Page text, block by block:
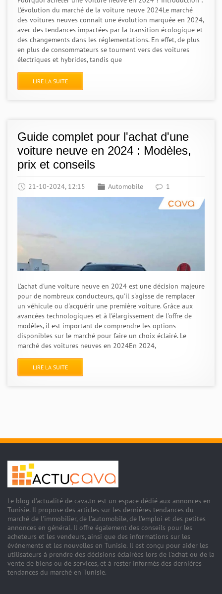
L'évolution du marché de la voiture neuve 2024Le marché
des voitures neuves connaît une évolution marquée en 2024,
avec des tendances impactées par la transition écologique et
des changements dans les réglementations. En effet, de plus
en plus de consommateurs se tournent vers des voitures
électriques et hybrides, tandis que
LIRE LA SUITE
Guide complet pour l'achat d'une
voiture neuve en 2024 : Modèles,
prix et conseils
21-10-2024, 12:15 Automobile 1
L'achat d'une voiture neuve en 2024 est une décision majeure
pour de nombreux conducteurs, qu'il s'agisse de remplacer
un véhicule ou d'acquérir une première voiture. Grâce aux
avancées technologiques et à l'élargissement de l'offre de
modèles, il est important de comprendre les options
disponibles sur le marché pour faire un choix éclairé. Le
marché des voitures neuves en 2024En 2024,
LIRE LA SUITE
Le blog d'actualité de cava.tn est un espace dédié aux annonces en
Tunisie. Il propose des articles sur les dernières tendances du
marché de l'immobilier, de l'automobile, de l'emploi et des petites
annonces en général. Il offre également des conseils pour les
acheteurs et les vendeurs, ainsi que des informations sur les
événements et les nouvelles en Tunisie. Il est conçu pour aider les
utilisateurs à prendre des décisions éclairées lors de l'achat ou de la
vente de biens ou de services, et à rester informés des dernières
tendances du marché en Tunisie.